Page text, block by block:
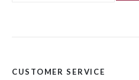
CUSTOMER SERVICE